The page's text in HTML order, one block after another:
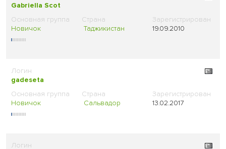
Gabriella Scot
Новичок Таджикистан 19.09.2010
gadeseta
Новичок Сальвадор 13.02.2017